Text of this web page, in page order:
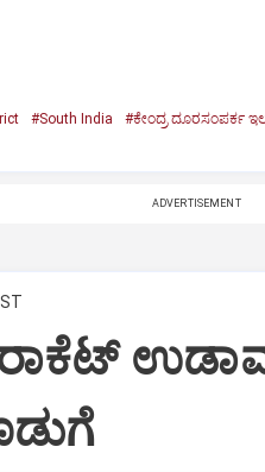
#South India #ಕೇಂದ್ರ ದೂರಸಂಪರ್ಕ
ADVERTISEMENT